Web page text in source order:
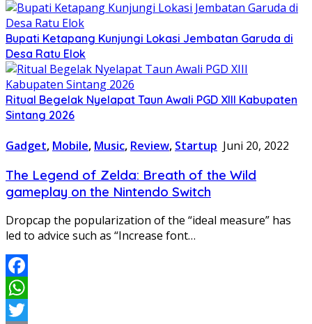
Bupati Ketapang Kunjungi Lokasi Jembatan Garuda di
Desa Ratu Elok
Ritual Begelak Nyelapat Taun Awali PGD XIII Kabupaten
Sintang 2026
Gadget, Mobile, Music, Review, Startup Juni 20, 2022
The Legend of Zelda: Breath of the Wild
gameplay on the Nintendo Switch
Dropcap the popularization of the “ideal measure” has
led to advice such as “Increase font…
Facebook
WhatsApp